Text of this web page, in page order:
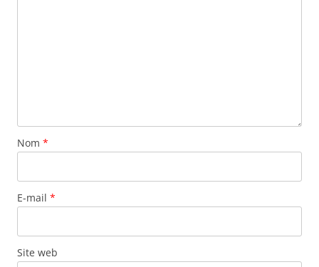
Nom *
E-mail *
Site web